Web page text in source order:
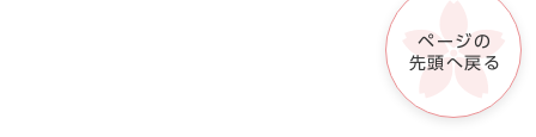
ページの
先頭へ戻る